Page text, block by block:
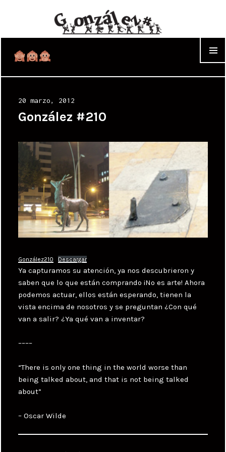
Posted
on
20 marzo, 2012
González #210
González210 Descargar
Ya capturamos su atención, ya nos descubrieron y
saben que lo que están comprando ¡No es arte! Ahora
podemos actuar, ellos están esperando, tienen la
vista encima de nosotros y se preguntan ¿Con qué
van a salir? ¿Ya qué van a inventar?
––––
“There is only one thing in the world worse than
being talked about, and that is not being talked
about”
– Oscar Wilde